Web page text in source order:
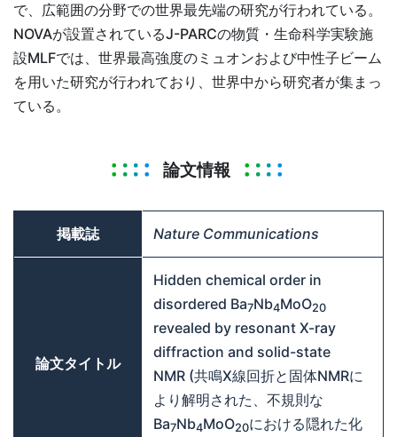
で、広範囲の分野での世界最先端の研究が行われている。
NOVAが設置されているJ-PARCの物質・生命科学実験施
設MLFでは、世界最高強度のミュオンおよび中性子ビーム
を用いた研究が行われており、世界中から研究者が集まっ
ている。
論文情報
掲載誌 Nature Communications
論文タイトル
Hidden chemical order in
disordered Ba7Nb4MoO20
revealed by resonant X-ray
diffraction and solid-state
NMR (共鳴X線回折と固体NMRに
より解明された、不規則な
Ba7Nb4MoO20における隠れた化